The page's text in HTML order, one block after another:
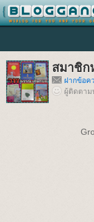
สมาชิก
ฝากข้อค
ผู้ติดตาม